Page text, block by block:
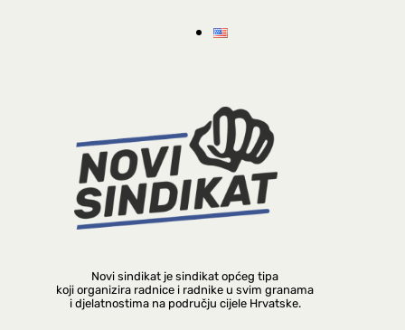
Novi sindikat je sindikat općeg tipa
koji organizira radnice i radnike u svim granama
i djelatnostima na području cijele Hrvatske.